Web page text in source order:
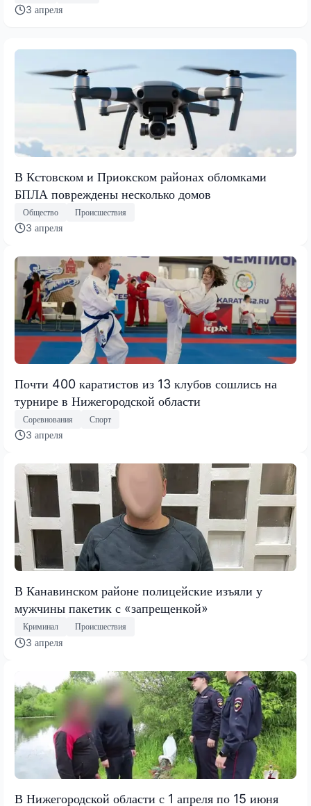
3 апреля
В Кстовском и Приокском районах обломками
БПЛА повреждены несколько домов
Общество Происшествия
3 апреля
Почти 400 каратистов из 13 клубов сошлись на
турнире в Нижегородской области
Соревнования Спорт
3 апреля
В Канавинском районе полицейские изъяли у
мужчины пакетик с «запрещенкой»
Криминал Происшествия
3 апреля
В Нижегородской области с 1 апреля по 15 июня